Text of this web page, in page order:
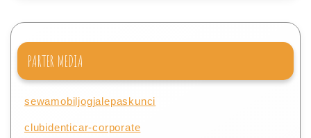
PARTER MEDIA
sewamobiljogjalepaskunci
clubidenticar-corporate